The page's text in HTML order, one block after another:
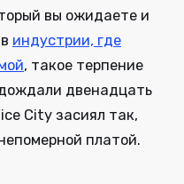
вы ожидаете и
индустрии, где
, такое терпение
двенадцать
City засиял так,
платой.